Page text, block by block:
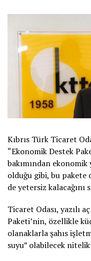
Kıbrıs Türk Ticaret
“Ekonomik Destek
bakımından
olduğu gibi, bu
de yetersiz kalacağını
Ticaret Odası, yazılı
Paketi’nin, özellikle
olanaklarla şahıs
suyu” olabilecek